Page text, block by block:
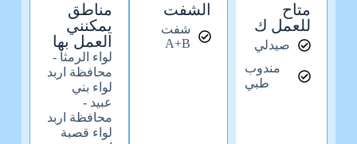
متاح
للعمل ك
صيدلي
مندوب
طبي
الشفت
شفت
A+B
مناطق
يمكنني
العمل بها
لواء الرمثا -
محافظة اربد
لواء بني
عبيد -
محافظة اربد
لواء قصبة